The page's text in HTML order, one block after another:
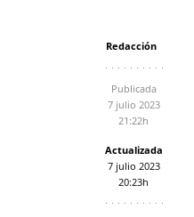
Redacción
Publicada
7 julio 2023
21:22h
Actualizada
7 julio 2023
20:23h